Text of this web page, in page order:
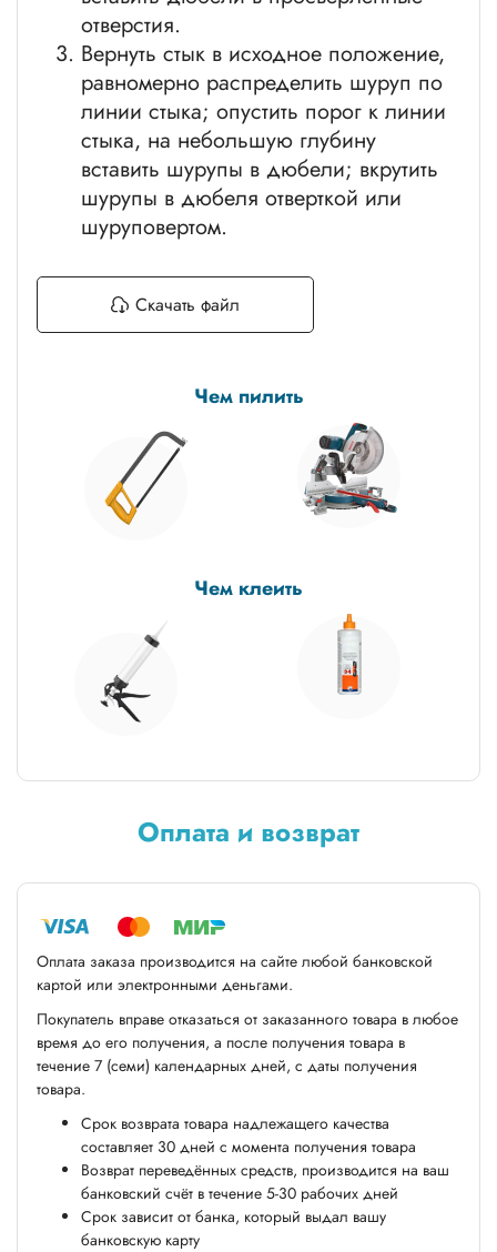
отверстия.
Вернуть стык в исходное положение,
равномерно распределить шуруп по
линии стыка; опустить порог к линии
стыка, на небольшую глубину
вставить шурупы в дюбели; вкрутить
шурупы в дюбеля отверткой или
шуруповертом.
Скачать файл
Чем пилить
Чем клеить
Оплата и возврат
Оплата заказа производится на сайте любой банковской
картой или электронными деньгами.
Покупатель вправе отказаться от заказанного товара в любое
время до его получения, а после получения товара в
течение 7 (семи) календарных дней, с даты получения
товара.
Срок возврата товара надлежащего качества
составляет 30 дней с момента получения товара
Возврат переведённых средств, производится на ваш
банковский счёт в течение 5-30 рабочих дней
Срок зависит от банка, который выдал вашу
банковскую карту